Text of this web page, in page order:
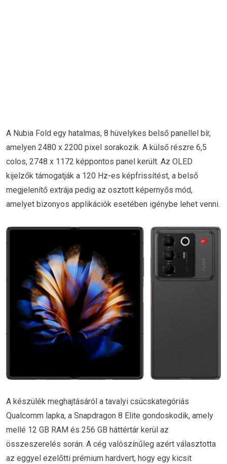
A Nubia Fold egy hatalmas, 8 hüvelykes belső panellel bír,
amelyen 2480 x 2200 pixel sorakozik. A külső részre 6,5
colos, 2748 x 1172 képpontos panel került. Az OLED
kijelzők támogatják a 120 Hz-es képfrissítést, a belső
megjelenítő extrája pedig az osztott képernyős mód,
amelyet bizonyos applikációk esetében igénybe lehet venni.
A készülék meghajtásáról a tavalyi csúcskategóriás
Qualcomm lapka, a Snapdragon 8 Elite gondoskodik, amely
mellé 12 GB RAM és 256 GB háttértár kerül az
összeszerelés során. A cég valószínűleg azért választotta
az eggyel ezelőtti prémium hardvert, hogy egy kicsit